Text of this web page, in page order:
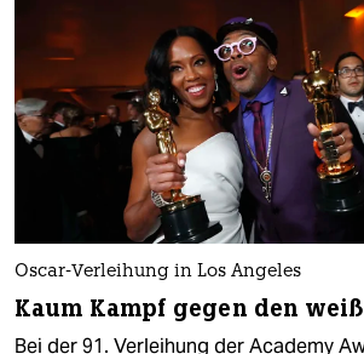
Oscar-Verleihung in Los Angeles
Kaum Kampf gegen den
Bei der 91. Verleihung der Academy